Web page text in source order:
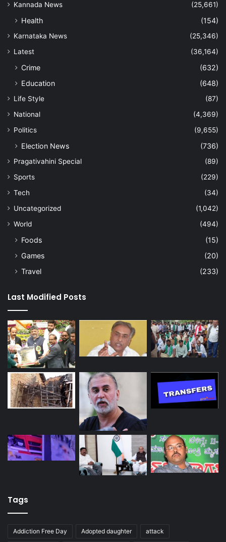
Kannada News
(25,661)
Health (154)
Karnataka News
(25,346)
Latest
(36,164)
Crime
(632)
Education
(648)
Life Style
(87)
National
(4,369)
Politics
(9,655)
Election News (736)
Pragativahini Special
(89)
Sports
(229)
Tech
(34)
Uncategorized
(1,042)
World
(494)
Foods
(15)
Games
(20)
Travel
(233)
Last Modified Posts
Tags
Addiction Free Day Adopted daughter attack